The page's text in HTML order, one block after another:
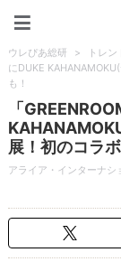
ウレぴあ総研 > トレ
にDUKE
も！
「
展！初のコラ
アライア・インターナシ